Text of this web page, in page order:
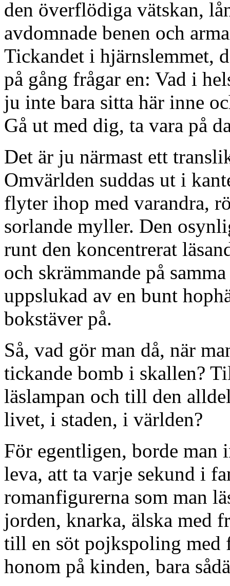
den överflödiga vätskan,
avdomnade benen och
Tickandet i hjärnslemmet,
på gång frågar en: Vad i
ju inte bara sitta här inne
Gå ut med dig, ta vara på
Det är ju närmast ett
Omvärlden suddas ut i
flyter ihop med varandra,
sorlande myller. Den
runt den koncentrerat
och skrämmande på
uppslukad av en bunt
bokstäver på.
Så, vad gör man då, när
tickande bomb i skallen?
läslampan och till den
livet, i staden, i världen?
För egentligen, borde man
leva, att ta varje sekund i
romanfigurerna som man
jorden, knarka, älska med
till en söt pojkspoling med
honom på kinden, bara